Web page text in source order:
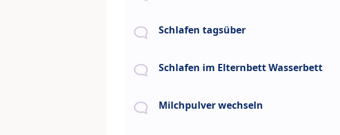
Schlafen tagsüber
Schlafen im Elternbett Wasserbett
Milchpulver wechseln